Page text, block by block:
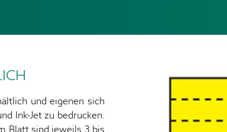
und eigenen sich
Ink-Jet zu bedrucken.
Blatt sind jeweils 3 bis